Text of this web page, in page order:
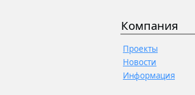
Компания
Проекты
Новости
Информация